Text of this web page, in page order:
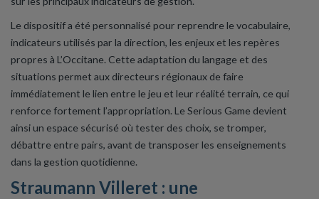
Le dispositif a été personnalisé pour reprendre le vocabulaire,
indicateurs utilisés par la direction, les enjeux et les repères
propres à L’Occitane. Cette adaptation du langage et des
situations permet aux directeurs régionaux de faire
immédiatement le lien entre le jeu et leur réalité terrain, ce qui
renforce fortement l’appropriation. Le Serious Game devient
ainsi un espace sécurisé où tester des choix, se tromper,
débattre entre pairs, avant de transposer les enseignements
dans la gestion quotidienne.
Straumann Villeret : une